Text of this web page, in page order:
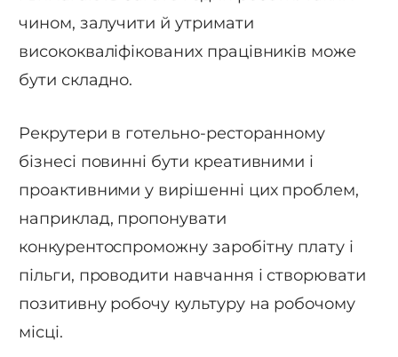
чином, залучити й утримати
висококваліфікованих працівників може
бути складно.
Рекрутери в готельно-ресторанному
бізнесі повинні бути креативними і
проактивними у вирішенні цих проблем,
наприклад, пропонувати
конкурентоспроможну заробітну плату і
пільги, проводити навчання і створювати
позитивну робочу культуру на робочому
місці.